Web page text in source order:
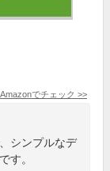
Amazonでチェック >>
シンプルなデ
す。